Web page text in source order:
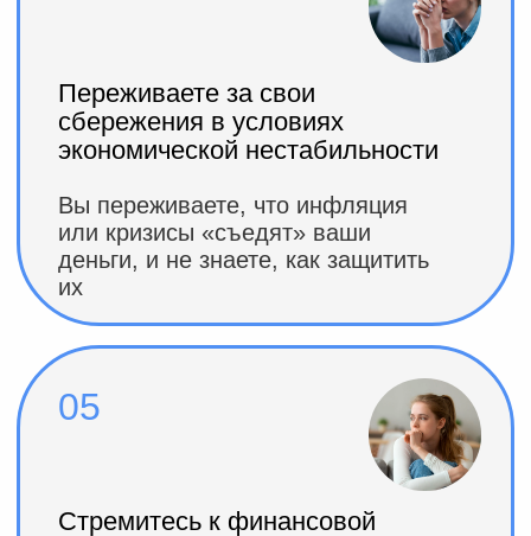
Понятный способ составления
финансовой подушки
– Узнаете, как накопить сумму, которая
Практические
Пошаговый план для
финансах
– Разберете свои доходы и расходы,
найдете «финансовые дыры» и начнете
высвобождать до 50 000 рублей каждый
месяц